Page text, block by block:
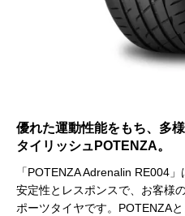
優れた運動性能をもち、多
タイリッシュPOTENZA。
「POTENZA Adrenalin RE004
安定性とレスポンスで、お客様
ポーツタイヤです。POTENZA